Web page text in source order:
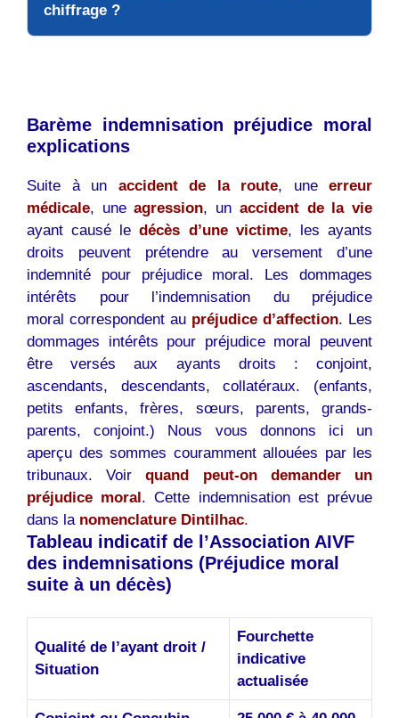
chiffrage ?
Barème indemnisation préjudice moral
explications
Suite à un accident de la route, une
erreur
médicale, une agression, un accident de la vie
ayant causé ledécès d’une victime, les ayants
droits peuvent prétendre au versement d’une
indemnité pour préjudice moral. Les dommages
intérêts pour l’indemnisation du préjudice
moral correspondent au préjudice d’affection. Les
dommages intérêts pour préjudice moral peuvent
être versés aux ayants droits : conjoint,
ascendants, descendants, collatéraux. (enfants,
petits enfants, frères, sœurs, parents, grands-
parents, conjoint.) Nous vous donnons ici un
aperçu des sommes couramment allouées par les
tribunaux. Voirquand peut-on demander un
préjudice moral. Cette indemnisation est prévue
dans la nomenclature Dintilhac.
Tableau indicatif de l’Association AIVF
des indemnisations (Préjudice moral
suite à un décès)
Qualité de l’ayant droit /
Situation
Fourchette
indicative
actualisée